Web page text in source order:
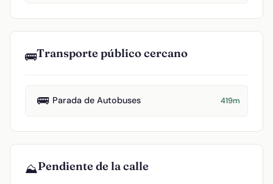
🚌Transporte público cercano
🚌 Parada de Autobuses 419m
⛰️Pendiente de la calle